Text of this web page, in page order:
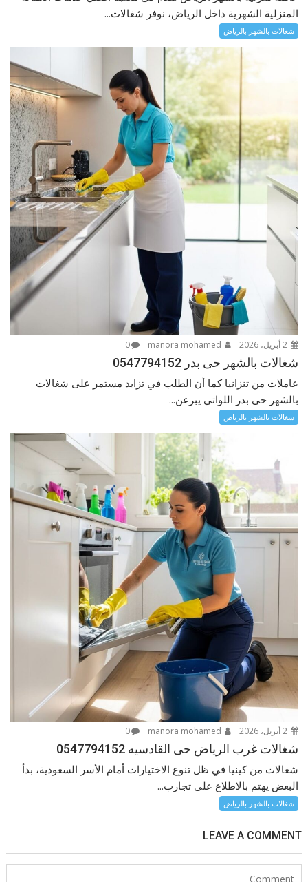
المنزلية الشهرية داخل الرياض، نوفر شغالات...
شغالات بالشهر بالرياض
2 أبريل، 2026 0
شغالات بالشهر حى بدر 0547794152
عاملات من تنزانيا كما أن الطلب في تزايد مستمر على شغالات
بالشهر حى بدر اللواتي يبرعن...
شغالات بالشهر بالرياض
2 أبريل، 2026 0
شغالات غرب الرياض حى القادسيه 0547794152
شغالات من كينيا في ظل تنوع الاختيارات أمام الأسر السعودية، بدأ
البعض يهتم بالاطلاع على تجارب...
شغالات بالشهر بالرياض
LEAVE A COMMENT